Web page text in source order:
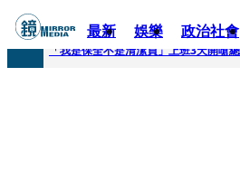
最新 娛樂 政治社會
快訊